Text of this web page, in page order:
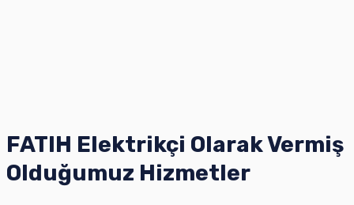
FATIH Elektrikçi Olarak Vermiş
Olduğumuz Hizmetler